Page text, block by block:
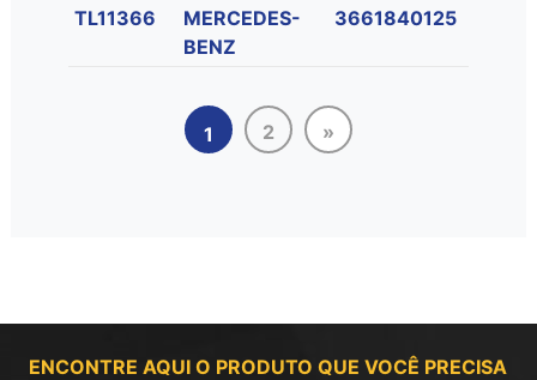
TL11366
MERCEDES-
BENZ
3661840125
1 2 »
ENCONTRE AQUI O PRODUTO QUE VOCÊ PRECISA